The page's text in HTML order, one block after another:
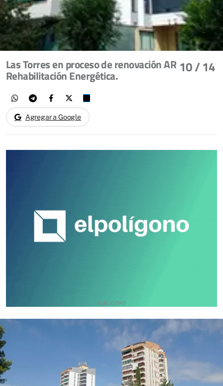
10/ 14
Las Torres en proceso de renovación AR
Rehabilitación Energética.
Agregar a Google